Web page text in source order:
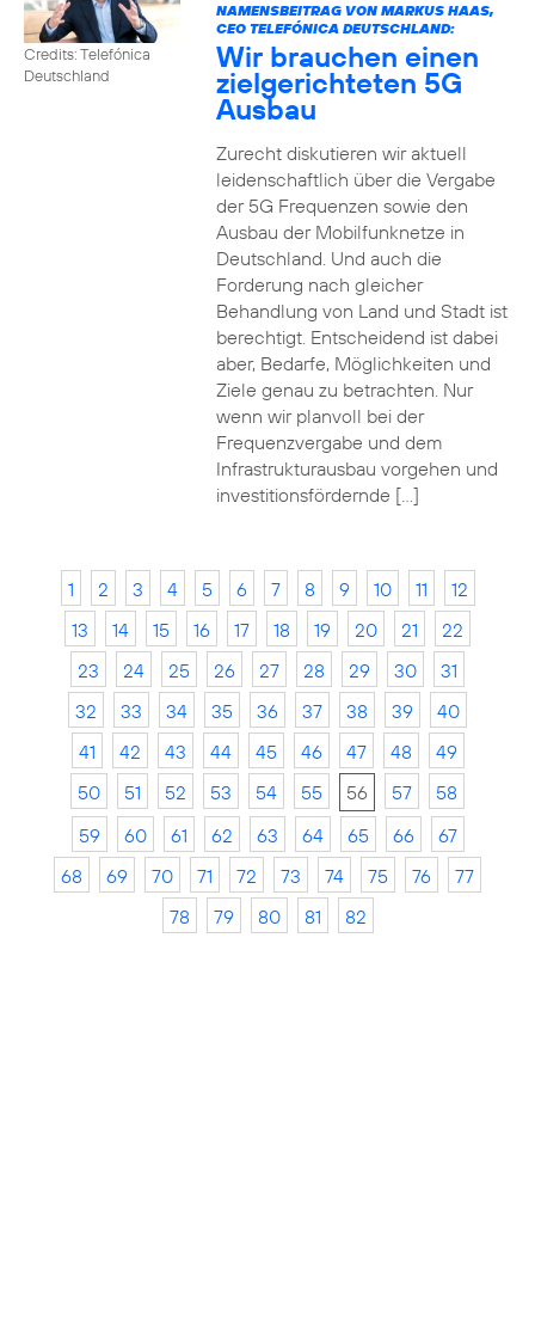
Credits: Telefónica
Deutschland
NAMENSBEITRAG VON MARKUS HAAS,
CEO TELEFÓNICA DEUTSCHLAND:
Wir brauchen einen
zielgerichteten 5G
Ausbau
Zurecht diskutieren wir aktuell
leidenschaftlich über die Vergabe
der 5G Frequenzen sowie den
Ausbau der Mobilfunknetze in
Deutschland. Und auch die
Forderung nach gleicher
Behandlung von Land und Stadt ist
berechtigt. Entscheidend ist dabei
aber, Bedarfe, Möglichkeiten und
Ziele genau zu betrachten. Nur
wenn wir planvoll bei der
Frequenzvergabe und dem
Infrastrukturausbau vorgehen und
investitionsfördernde […]
1 2 3 4 5 6 7 8 9 10 11
12
13
14 15 16 17 18 19 20 21
22
23
24 25 26 27 28 29 30
31
32
33 34 35 36 37 38 39
40
41
42 43 44 45 46 47 48
49
50
51 52 53 54 55 56 57
58
59
60 61 62 63 64 65 66
67
68
69 70 71 72 73 74 75 76
77
78
79 80 81 82